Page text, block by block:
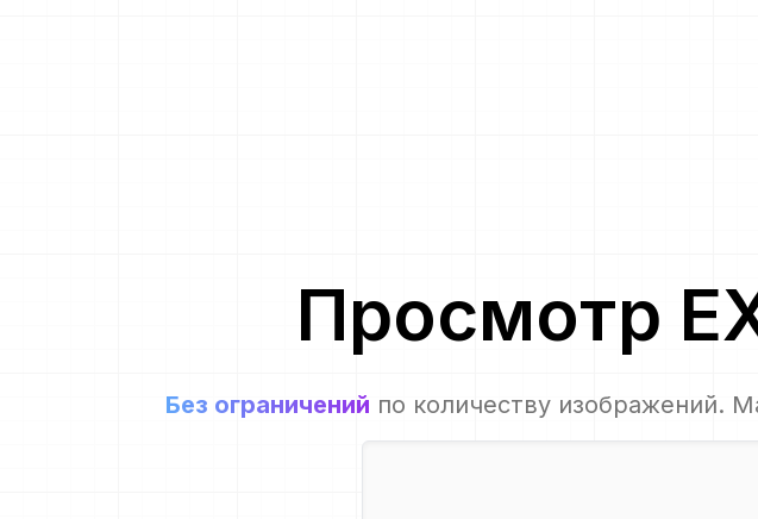
Просмотр
Без ограничений по количеству изображений.